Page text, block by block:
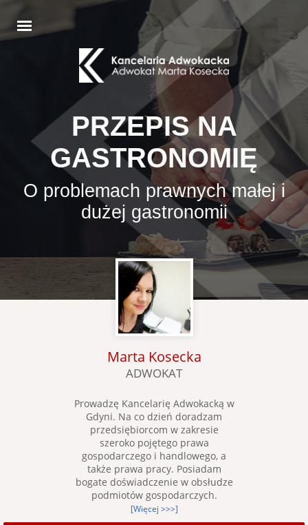
PRZEPIS NA
GASTRONOMIĘ
O problemach prawnych małej i
dużej gastronomii
Marta Kosecka
ADWOKAT
Prowadzę Kancelarię Adwokacką w
Gdyni. Na co dzień doradzam
przedsiębiorcom w zakresie
szeroko pojętego prawa
gospodarczego i handlowego, a
także prawa pracy. Posiadam
bogate doświadczenie w obsłudze
podmiotów gospodarczych.
[Więcej >>>]